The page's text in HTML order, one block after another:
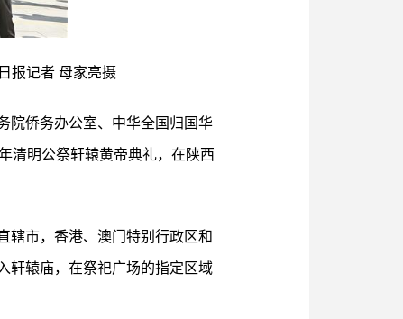
报记者 母家亮摄
院侨务办公室、中华全国归国华
清明公祭轩辕黄帝典礼，在陕西
辖市，香港、澳门特别行政区和
轩辕庙，在祭祀广场的指定区域